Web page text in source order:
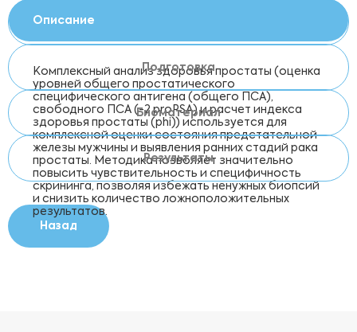
Описание
Комплексный анализ здоровья простаты (оценка
уровней общего простатического
специфического антигена (общего ПСА),
свободного ПСА (-2 proPSA) и расчет индекса
здоровья простаты (phi)) используется для
комплексной оценки состояния предстательной
железы мужчины и выявления ранних стадий рака
простаты. Методика позволяет значительно
повысить чувствительность и специфичность
скрининга, позволяя избежать ненужных биопсий
и снизить количество ложноположительных
результатов.
Подготовка
Биоматериал
Результаты
Назад